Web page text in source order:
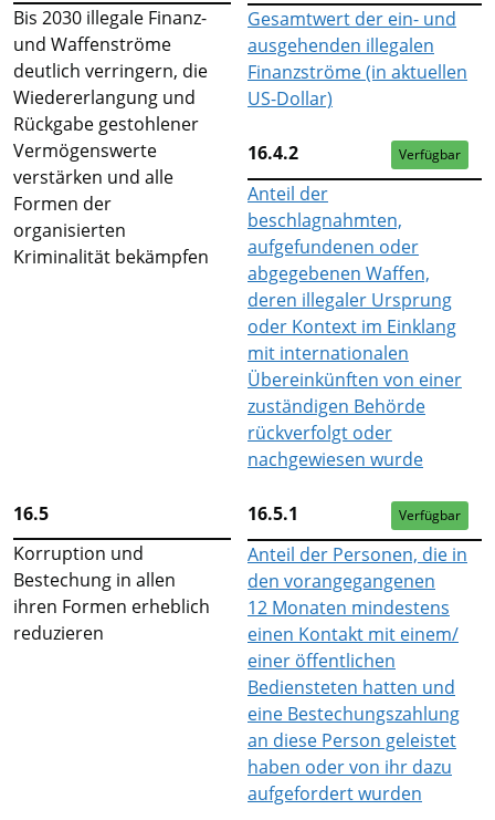
Bis 2030 illegale Finanz-
und Waffenströme
deutlich verringern, die
Wiedererlangung und
Rückgabe gestohlener
Vermögenswerte
verstärken und alle
Formen der
organisierten
Kriminalität bekämpfen
Gesamtwert der ein- und
ausgehenden illegalen
Finanzströme (in aktuellen
US-Dollar)
16.4.2 Verfügbar
Anteil der
beschlagnahmten,
aufgefundenen oder
abgegebenen Waffen,
deren illegaler Ursprung
oder Kontext im Einklang
mit internationalen
Übereinkünften von einer
zuständigen Behörde
rückverfolgt oder
nachgewiesen wurde
16.5
Korruption und
Bestechung in allen
ihren Formen erheblich
reduzieren
16.5.1 Verfügbar
Anteil der Personen, die in
den vorangegangenen
12 Monaten mindestens
einen Kontakt mit einem/
einer öffentlichen
Bediensteten hatten und
eine Bestechungszahlung
an diese Person geleistet
haben oder von ihr dazu
aufgefordert wurden